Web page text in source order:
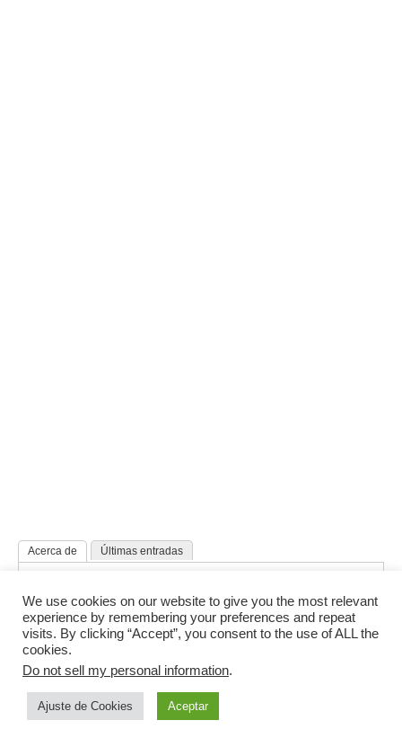
Acerca de Últimas entradas
Obsesionado por la música, el arte, la
política y la literatura.
de la alquimia, la magia enochiana y la filosofía
thelémica.
We use cookies on our website to give you the most relevant
experience by remembering your preferences and repeat
visits. By clicking “Accept”, you consent to the use of ALL the
cookies.
Do not sell my personal information.
Ajuste de Cookies Aceptar